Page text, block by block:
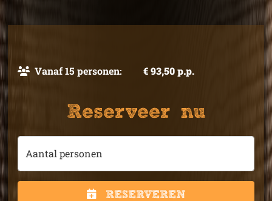
Vanaf 15 personen: € 93,50 p.p.
Reserveer nu
Aantal personen
RESERVEREN